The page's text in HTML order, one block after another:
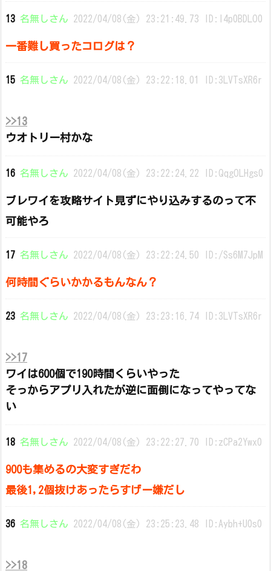
13 名無しさん 2022/04/08(金) 23:21:49.73 ID:I4p0BDLO0
一番難し買ったコログは？
15 名無しさん 2022/04/08(金) 23:22:18.01 ID:3LVTsXR6r
>>13
ウオトリー村かな
16 名無しさん 2022/04/08(金) 23:22:24.22 ID:QqgOLHgs0
ブレワイを攻略サイト見ずにやり込みするのって不
可能やろ
17 名無しさん 2022/04/08(金) 23:22:24.50 ID:/Ss6M7JpM
何時間ぐらいかかるもんなん？
23 名無しさん 2022/04/08(金) 23:23:16.74 ID:3LVTsXR6r
>>17
ワイは600個で190時間くらいやった
そっからアプリ入れたが逆に面倒になってやってな
い
18 名無しさん 2022/04/08(金) 23:22:27.70 ID:zCPa2Ywx0
900も集めるの大変すぎだわ
最後1,2個抜けあったらすげー嫌だし
36 名無しさん 2022/04/08(金) 23:25:23.48 ID:Aybh+U0s0
>>18